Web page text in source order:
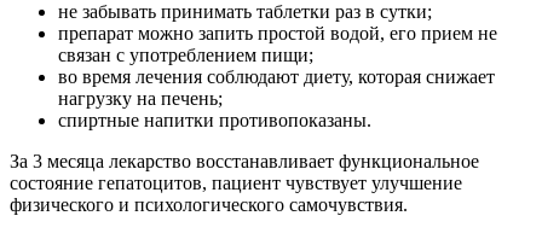
не забывать принимать таблетки раз в сутки;
препарат можно запить простой водой, его прием не
связан с употреблением пищи;
во время лечения соблюдают диету, которая снижает
нагрузку на печень;
спиртные напитки противопоказаны.
За 3 месяца лекарство восстанавливает функциональное
состояние гепатоцитов, пациент чувствует улучшение
физического и психологического самочувствия.